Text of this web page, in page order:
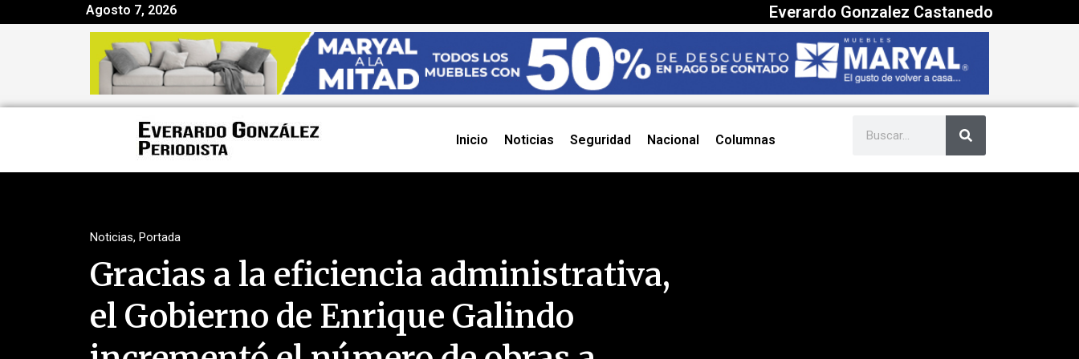
Agosto 7, 2026 Everardo Gonzalez Castanedo
Inicio Noticias Seguridad Nacional Columnas
Noticias, Portada
Gracias a la eficiencia administrativa,
el Gobierno de Enrique Galindo